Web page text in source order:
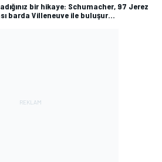
bir hikaye: Schumacher, 97 Jerez
barda Villeneuve ile buluşur...